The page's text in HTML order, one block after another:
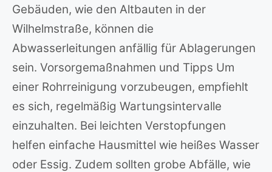
Gebäuden, wie den Altbauten in der
Wilhelmstraße, können die
Abwasserleitungen anfällig für Ablagerungen
sein. Vorsorgemaßnahmen und Tipps Um
einer Rohrreinigung vorzubeugen, empfiehlt
es sich, regelmäßig Wartungsintervalle
einzuhalten. Bei leichten Verstopfungen
helfen einfache Hausmittel wie heißes Wasser
oder Essig. Zudem sollten grobe Abfälle, wie